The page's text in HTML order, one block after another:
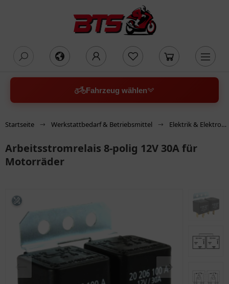
Fahrzeug wählen
Startseite Werkstattbedarf & Betriebsmittel Elektrik & Elektronik
Arbeitsstromrelais 8-polig 12V 30A für
Motorräder